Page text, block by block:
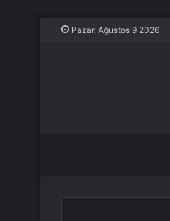
Pazar, Ağustos 9 2026